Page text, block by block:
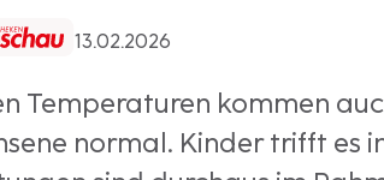
13.02.2026
Temperaturen kommen
normal. Kinder trifft es